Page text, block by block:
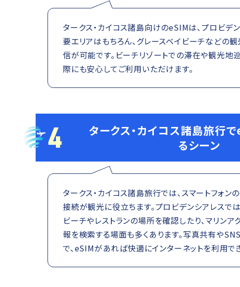
タークス・カイコス諸島向けのeSIMは、プロビデ
要エリアはもちろん、グレースベイビーチなどの
信が可能です。ビーチリゾートでの滞在や観光地
際にも安心してご利用いただけます。
4
タークス・カイコス諸島旅行
るシーン
タークス・カイコス諸島旅行では、スマートフォン
接続が観光に役立ちます。プロビデンシアレスで
ビーチやレストランの場所を確認したり、マリンア
報を検索する場面も多くあります。写真共有や
で、eSIMがあれば快適にインターネットを利用で